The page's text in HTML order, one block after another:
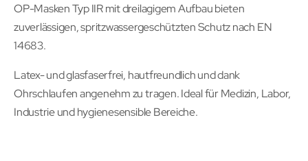
OP-Masken Typ IIR mit dreilagigem Aufbau bieten
zuverlässigen, spritzwassergeschützten Schutz nach EN
14683.
Latex- und glasfaserfrei, hautfreundlich und dank
Ohrschlaufen angenehm zu tragen. Ideal für Medizin, Labor,
Industrie und hygienesensible Bereiche.